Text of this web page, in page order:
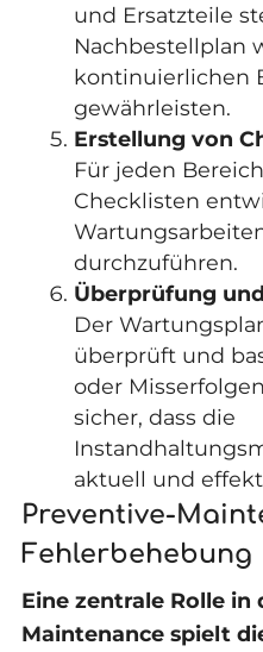
und Ersatzteile
Nachbestellplan
kontinuierlichen
gewährleisten.
Erstellung von
Für jeden
Checklisten
durchzuführen.
Überprüfung
Der
überprüft und
oder
sicher, dass die
aktuell und
Preventive-
Fehlerbehebung
Eine zentrale Rolle in
Maintenance spielt